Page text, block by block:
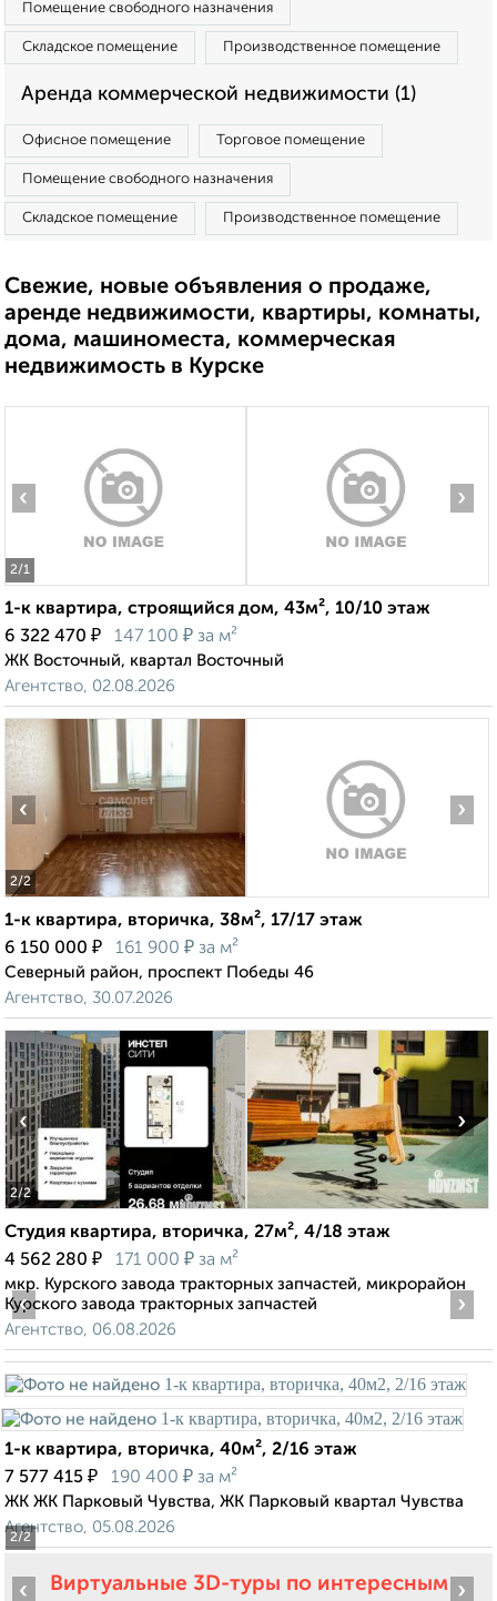
Помещение свободного назначения
Складское помещение Производственное помещение
Аренда коммерческой недвижимости (1)
Офисное помещение Торговое помещение
Помещение свободного назначения
Складское помещение Производственное помещение
Свежие, новые объявления о продаже,
аренде недвижимости, квартиры, комнаты,
дома, машиноместа, коммерческая
недвижимость в Курске
2/1
‹ ›
1-к квартира, строящийся дом, 43м², 10/10 этаж
6 322 470 ₽ 147 100 ₽ за м²
ЖК Восточный, квартал Восточный
Агентство, 02.08.2026
2/2
‹ ›
1-к квартира, вторичка, 38м², 17/17 этаж
6 150 000 ₽ 161 900 ₽ за м²
Северный район, проспект Победы 46
Агентство, 30.07.2026
2/2
‹ ›
Студия квартира, вторичка, 27м², 4/18 этаж
4 562 280 ₽ 171 000 ₽ за м²
мкр. Курского завода тракторных запчастей, микрорайон
Курского завода тракторных запчастей
Агентство, 06.08.2026
2/2
‹ ›
1-к квартира, вторичка, 40м², 2/16 этаж
7 577 415 ₽ 190 400 ₽ за м²
ЖК ЖК Парковый Чувства, ЖК Парковый квартал Чувства
Агентство, 05.08.2026
Виртуальные 3D-туры по интересным
‹ ›